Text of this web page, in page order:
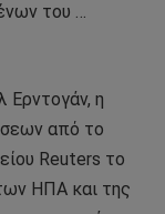
του …
Ερντογάν, η
από το
Reuters το
ΗΠΑ και της